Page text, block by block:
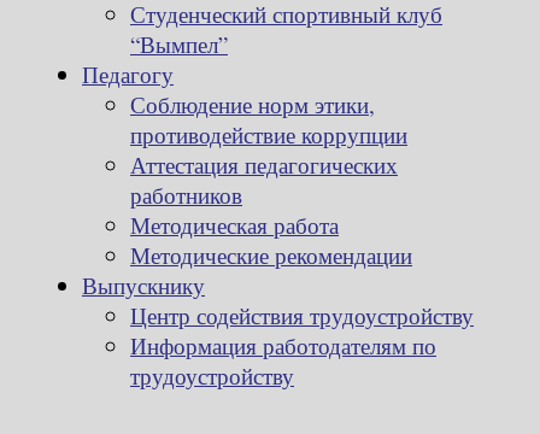
Студенческий спортивный клуб
“Вымпел”
Педагогу
Соблюдение норм этики,
противодействие коррупции
Аттестация педагогических
работников
Методическая работа
Методические рекомендации
Выпускнику
Центр содействия трудоустройству
Информация работодателям по
трудоустройству